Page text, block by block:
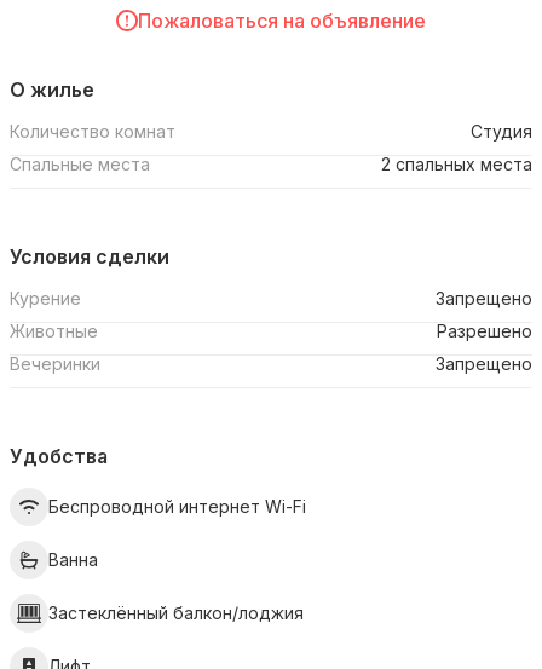
Пожаловаться на объявление
О жилье
Количество комнат
Студия
Спальные места
2 спальных места
Условия сделки
Курение
Запрещено
Животные
Разрешено
Вечеринки
Запрещено
Удобства
Беспроводной интернет Wi-Fi
Ванна
Застеклённый балкон/лоджия